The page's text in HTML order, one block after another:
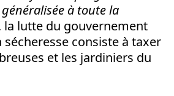
à toute la
la lutte du gouvernement
consiste à taxer
et les jardiniers du